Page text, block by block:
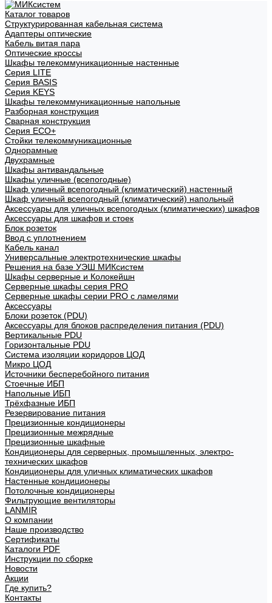
Каталог товаров
Структурированная кабельная система
Адаптеры оптические
Кабель витая пара
Оптические кроссы
Шкафы телекоммуникационные настенные
Cерия LITE
Cерия BASIS
Cерия KEYS
Шкафы телекоммуникационные напольные
Разборная конструкция
Сварная конструкция
Серия ECO+
Стойки телекоммуникационные
Однорамные
Двухрамные
Шкафы антивандальные
Шкафы уличные (всепогодные)
Шкаф уличный всепогодный (климатический) настенный
Шкаф уличный всепогодный (климатический) напольный
Аксессуары для уличных всепогодных (климатических) шкафов
Аксессуары для шкафов и стоек
Блок розеток
Ввод с уплотнением
Кабель канал
Универсальные электротехнические шкафы
Решения на базе УЭШ МИКсистем
Шкафы серверные и Колокейшн
Серверные шкафы серия PRO
Серверные шкафы серии PRO с ламелями
Аксессуары
Блоки розеток (PDU)
Аксессуары для блоков распределения питания (PDU)
Вертикальные PDU
Горизонтальные PDU
Система изоляции коридоров ЦОД
Микро ЦОД
Источники бесперебойного питания
Стоечные ИБП
Напольные ИБП
Трёхфазные ИБП
Резервирование питания
Прецизионные кондиционеры
Прецизионные межрядные
Прецизионные шкафные
Кондиционеры для серверных, промышленных, электро-
технических шкафов
Кондиционеры для уличных климатических шкафов
Настенные кондиционеры
Потолочные кондиционеры
Фильтрующие вентиляторы
LANMIR
О компании
Наше производство
Сертификаты
Каталоги PDF
Инструкции по сборке
Новости
Акции
Где купить?
Контакты